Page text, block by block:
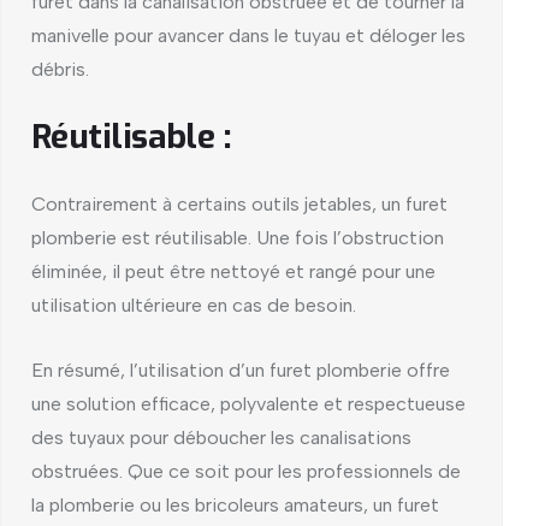
manivelle pour avancer dans le tuyau et déloger les
débris.
Réutilisable :
Contrairement à certains outils jetables, un furet
plomberie est réutilisable. Une fois l’obstruction
éliminée, il peut être nettoyé et rangé pour une
utilisation ultérieure en cas de besoin.
En résumé, l’utilisation d’un furet plomberie offre
une solution efficace, polyvalente et respectueuse
des tuyaux pour déboucher les canalisations
obstruées. Que ce soit pour les professionnels de
la plomberie ou les bricoleurs amateurs, un furet